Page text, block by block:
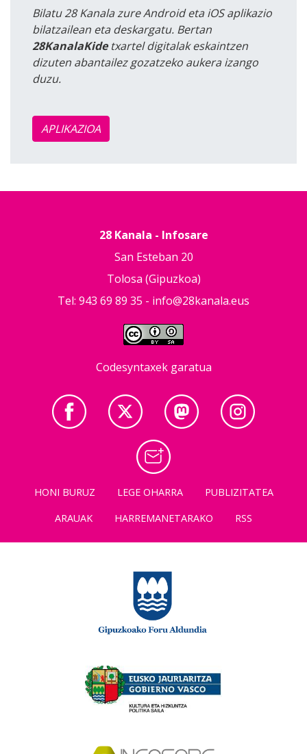
Bilatu 28 Kanala zure Android eta iOS aplikazio
bilatzailean eta deskargatu. Bertan
28KanalaKidetxartel digitalak eskaintzen
dizuten abantailez gozatzeko aukera izango
duzu.
APLIKAZIOA
28 Kanala - Infosare
San Esteban 20
Tolosa (Gipuzkoa)
Tel: 943 69 89 35 - info@28kanala.eus
Codesyntaxek garatua
HONI BURUZ LEGE OHARRA
PUBLIZITATEA
ARAUAK
HARREMANETARAKO RSS